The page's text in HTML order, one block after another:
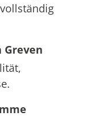
Greven